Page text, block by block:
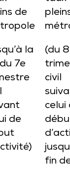
de
la
7e
de
(du
civil
celui
fin